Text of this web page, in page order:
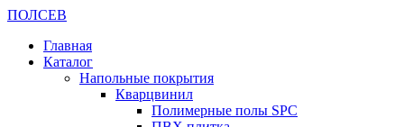
ПОЛСЕВ
Главная
Каталог
Напольные покрытия
Кварцвинил
Полимерные полы SPC